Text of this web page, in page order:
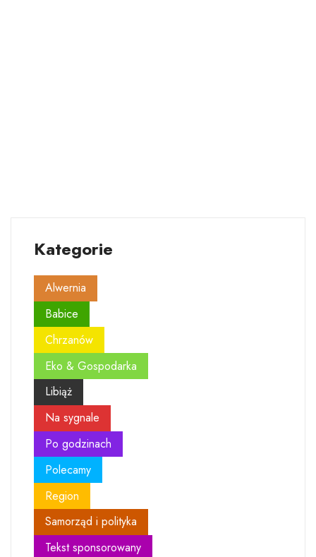
Kategorie
Alwernia
Babice
Chrzanów
Eko & Gospodarka
Libiąż
Na sygnale
Po godzinach
Polecamy
Region
Samorząd i polityka
Tekst sponsorowany